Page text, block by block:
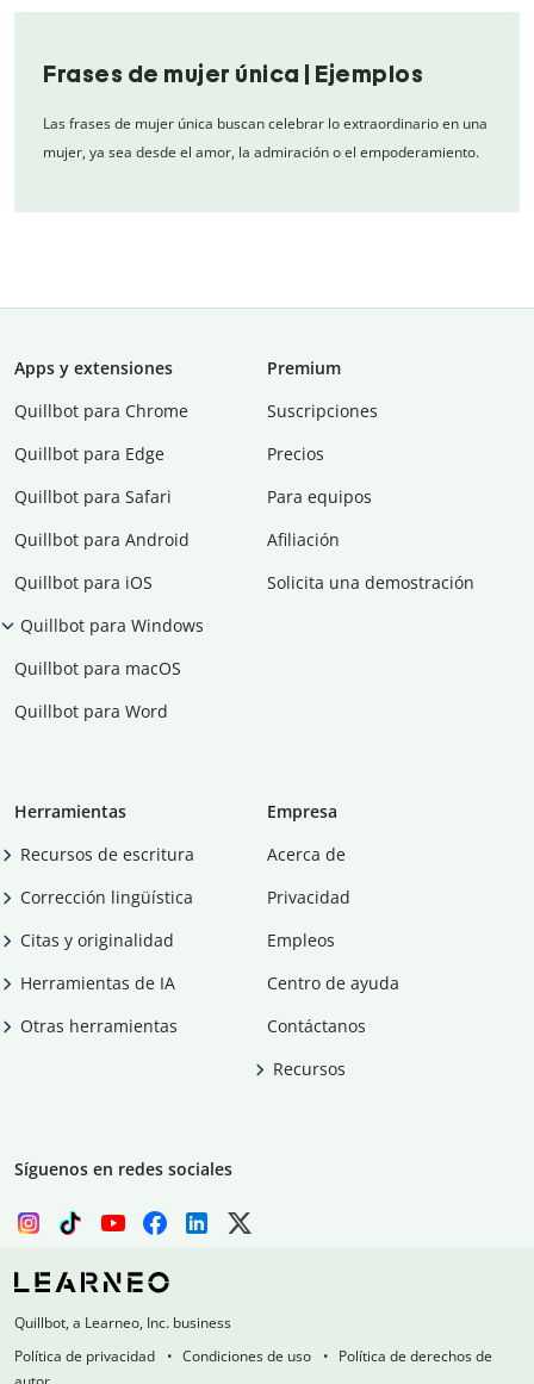
Frases de mujer única | Ejemplos
Las frases de mujer única buscan celebrar lo extraordinario en una
mujer, ya sea desde el amor, la admiración o el empoderamiento.
Apps y extensiones
Quillbot para Chrome
Quillbot para Edge
Quillbot para Safari
Quillbot para Android
Quillbot para iOS
Quillbot para Windows
Quillbot para macOS
Quillbot para Word
Premium
Suscripciones
Precios
Para equipos
Afiliación
Solicita una demostración
Herramientas
Recursos de escritura
Corrección lingüística
Citas y originalidad
Herramientas de IA
Otras herramientas
Empresa
Acerca de
Privacidad
Empleos
Centro de ayuda
Contáctanos
Recursos
Síguenos en redes sociales
Quillbot, a Learneo, Inc. business
Política de privacidad
Condiciones de uso
Política de derechos de